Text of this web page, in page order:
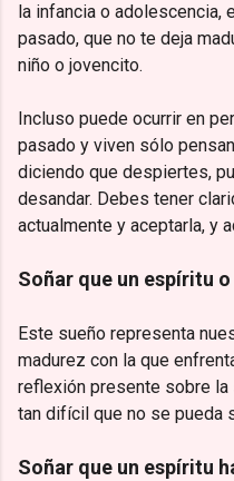
la infancia o adolescencia,
pasado, que no te deja
niño o jovencito.
Incluso puede ocurrir en
pasado y viven sólo
diciendo que despiertes,
desandar. Debes tener
actualmente y aceptarla, y
Soñar que un espíritu
Este sueño representa
madurez con la que
reflexión presente sobre la
tan difícil que no se pueda
Soñar que un espíritu